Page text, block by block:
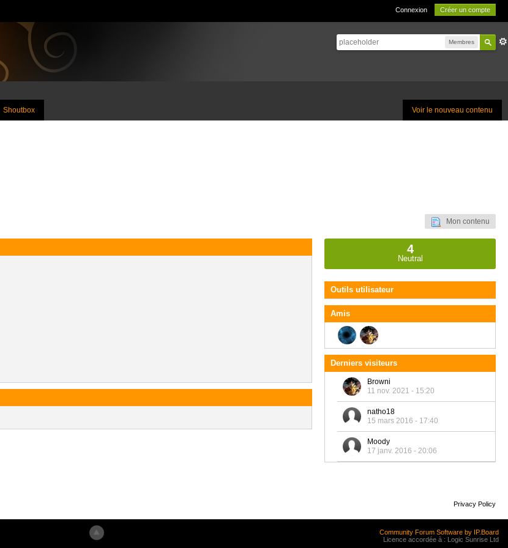
Connexion Créer un compte
Membres
Voir le nouveau contenu
Shoutbox
Mon contenu
4
Neutral
Outils utilisateur
Amis
Derniers visiteurs
Browni
11 nov. 2021 - 15:20
natho18
15 mars 2016 - 17:40
Moody
17 janv. 2016 - 20:06
Privacy Policy
Community Forum Software by IP.Board
Licence accordée à : Logic Sunrise Ltd